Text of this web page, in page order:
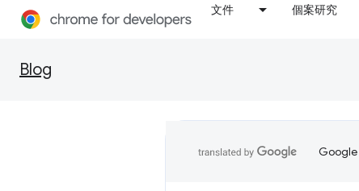
文件 個案研究
Blog
Google